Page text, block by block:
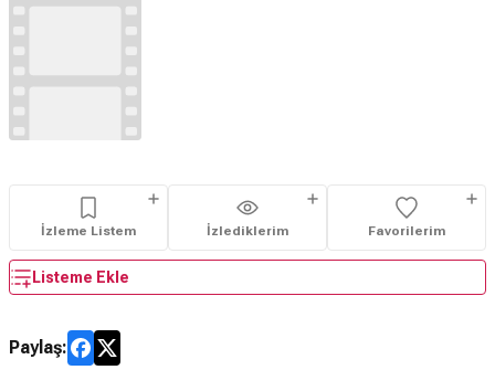
İzleme Listem İzlediklerim Favorilerim
Listeme Ekle
Paylaş: